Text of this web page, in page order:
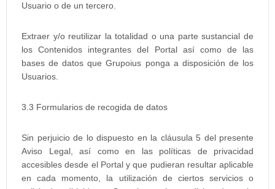
Usuario o de un tercero.
Extraer y/o reutilizar la totalidad o una parte sustancial de
los Contenidos integrantes del Portal así como de las
bases de datos que Grupoius ponga a disposición de los
Usuarios.
3.3 Formularios de recogida de datos
Sin perjuicio de lo dispuesto en la cláusula 5 del presente
Aviso Legal, así como en las políticas de privacidad
accesibles desde el Portal y que pudieran resultar aplicable
en cada momento, la utilización de ciertos servicios o